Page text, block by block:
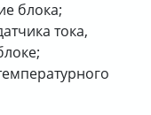
блока;
тока,